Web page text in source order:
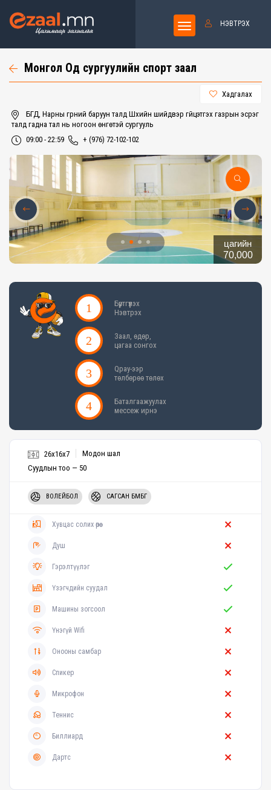
НЭВТРЭХ
Монгол Од сургуулийн спорт заал
Хадгалах
БГД, Нарны гүүрний баруун талд Шүүхийн шийдвэр гүйцэтгэх газрын эсрэг
талд гадна тал нь ногоон өнгөтэй сургууль
09:00 - 22:59
+ (976) 72-102-102
цагийн
70,000
Бүртгүүлэх
Нэвтрэх
Заал, өдөр,
цагаа сонгох
Qpay-ээр
төлбөрөө төлөх
Баталгаажуулах
мессеж ирнэ
26x16x7
Модон шал
Суудлын тоо — 50
ВОЛЕЙБОЛ САГСАН БӨМБӨГ
Хувцас солих өрөө
Душ
Гэрэлтүүлэг
Үзэгчдийн суудал
Машины зогсоол
Үнэгүй Wifi
Онооны самбар
Спикер
Микрофон
Теннис
Биллиард
Дартс